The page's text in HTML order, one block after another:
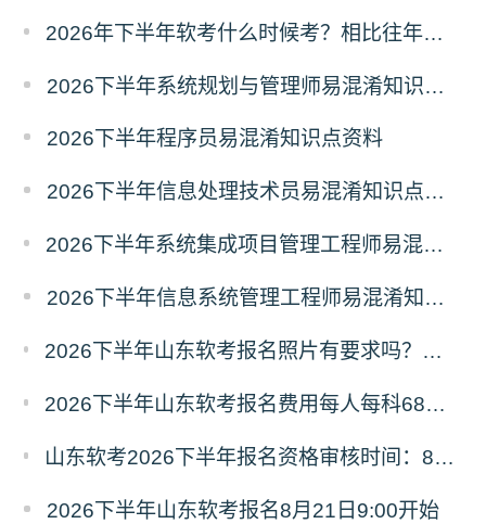
2026年下半年软考什么时候考？相比往年有哪些新变动？
2026下半年系统规划与管理师易混淆知识点资料
2026下半年程序员易混淆知识点资料
2026下半年信息处理技术员易混淆知识点资料
2026下半年系统集成项目管理工程师易混淆知识点资料
2026下半年信息系统管理工程师易混淆知识点资料
2026下半年山东软考报名照片有要求吗？必须为白色背景彩色证件照
2026下半年山东软考报名费用每人每科68元，报名缴费9月8日16:00截止
山东软考2026下半年报名资格审核时间：8月21日9:00—9月4日16:00
2026下半年山东软考报名8月21日9:00开始